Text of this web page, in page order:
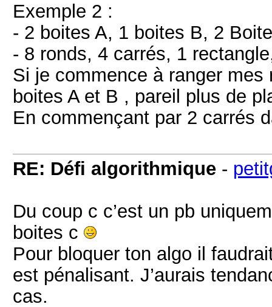
Exemple 2 :
- 2 boites A, 1 boites B, 2
- 8 ronds, 4 carrés, 1
Si je commence à ranger
boites A et B , pareil plus de
En commençant par 2 carrés
RE: Défi algorithmique -
Du coup c c’est un pb
boites c
Pour bloquer ton algo il
est pénalisant. J’aurais
cas.